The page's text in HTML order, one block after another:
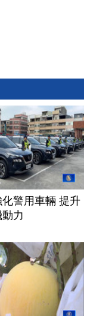
警用車輛 提升
力